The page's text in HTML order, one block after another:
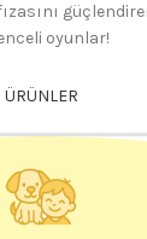
oyunlar!
ÜRÜNLER